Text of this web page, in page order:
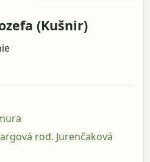
(Kušnir)
rod. Jurenčaková